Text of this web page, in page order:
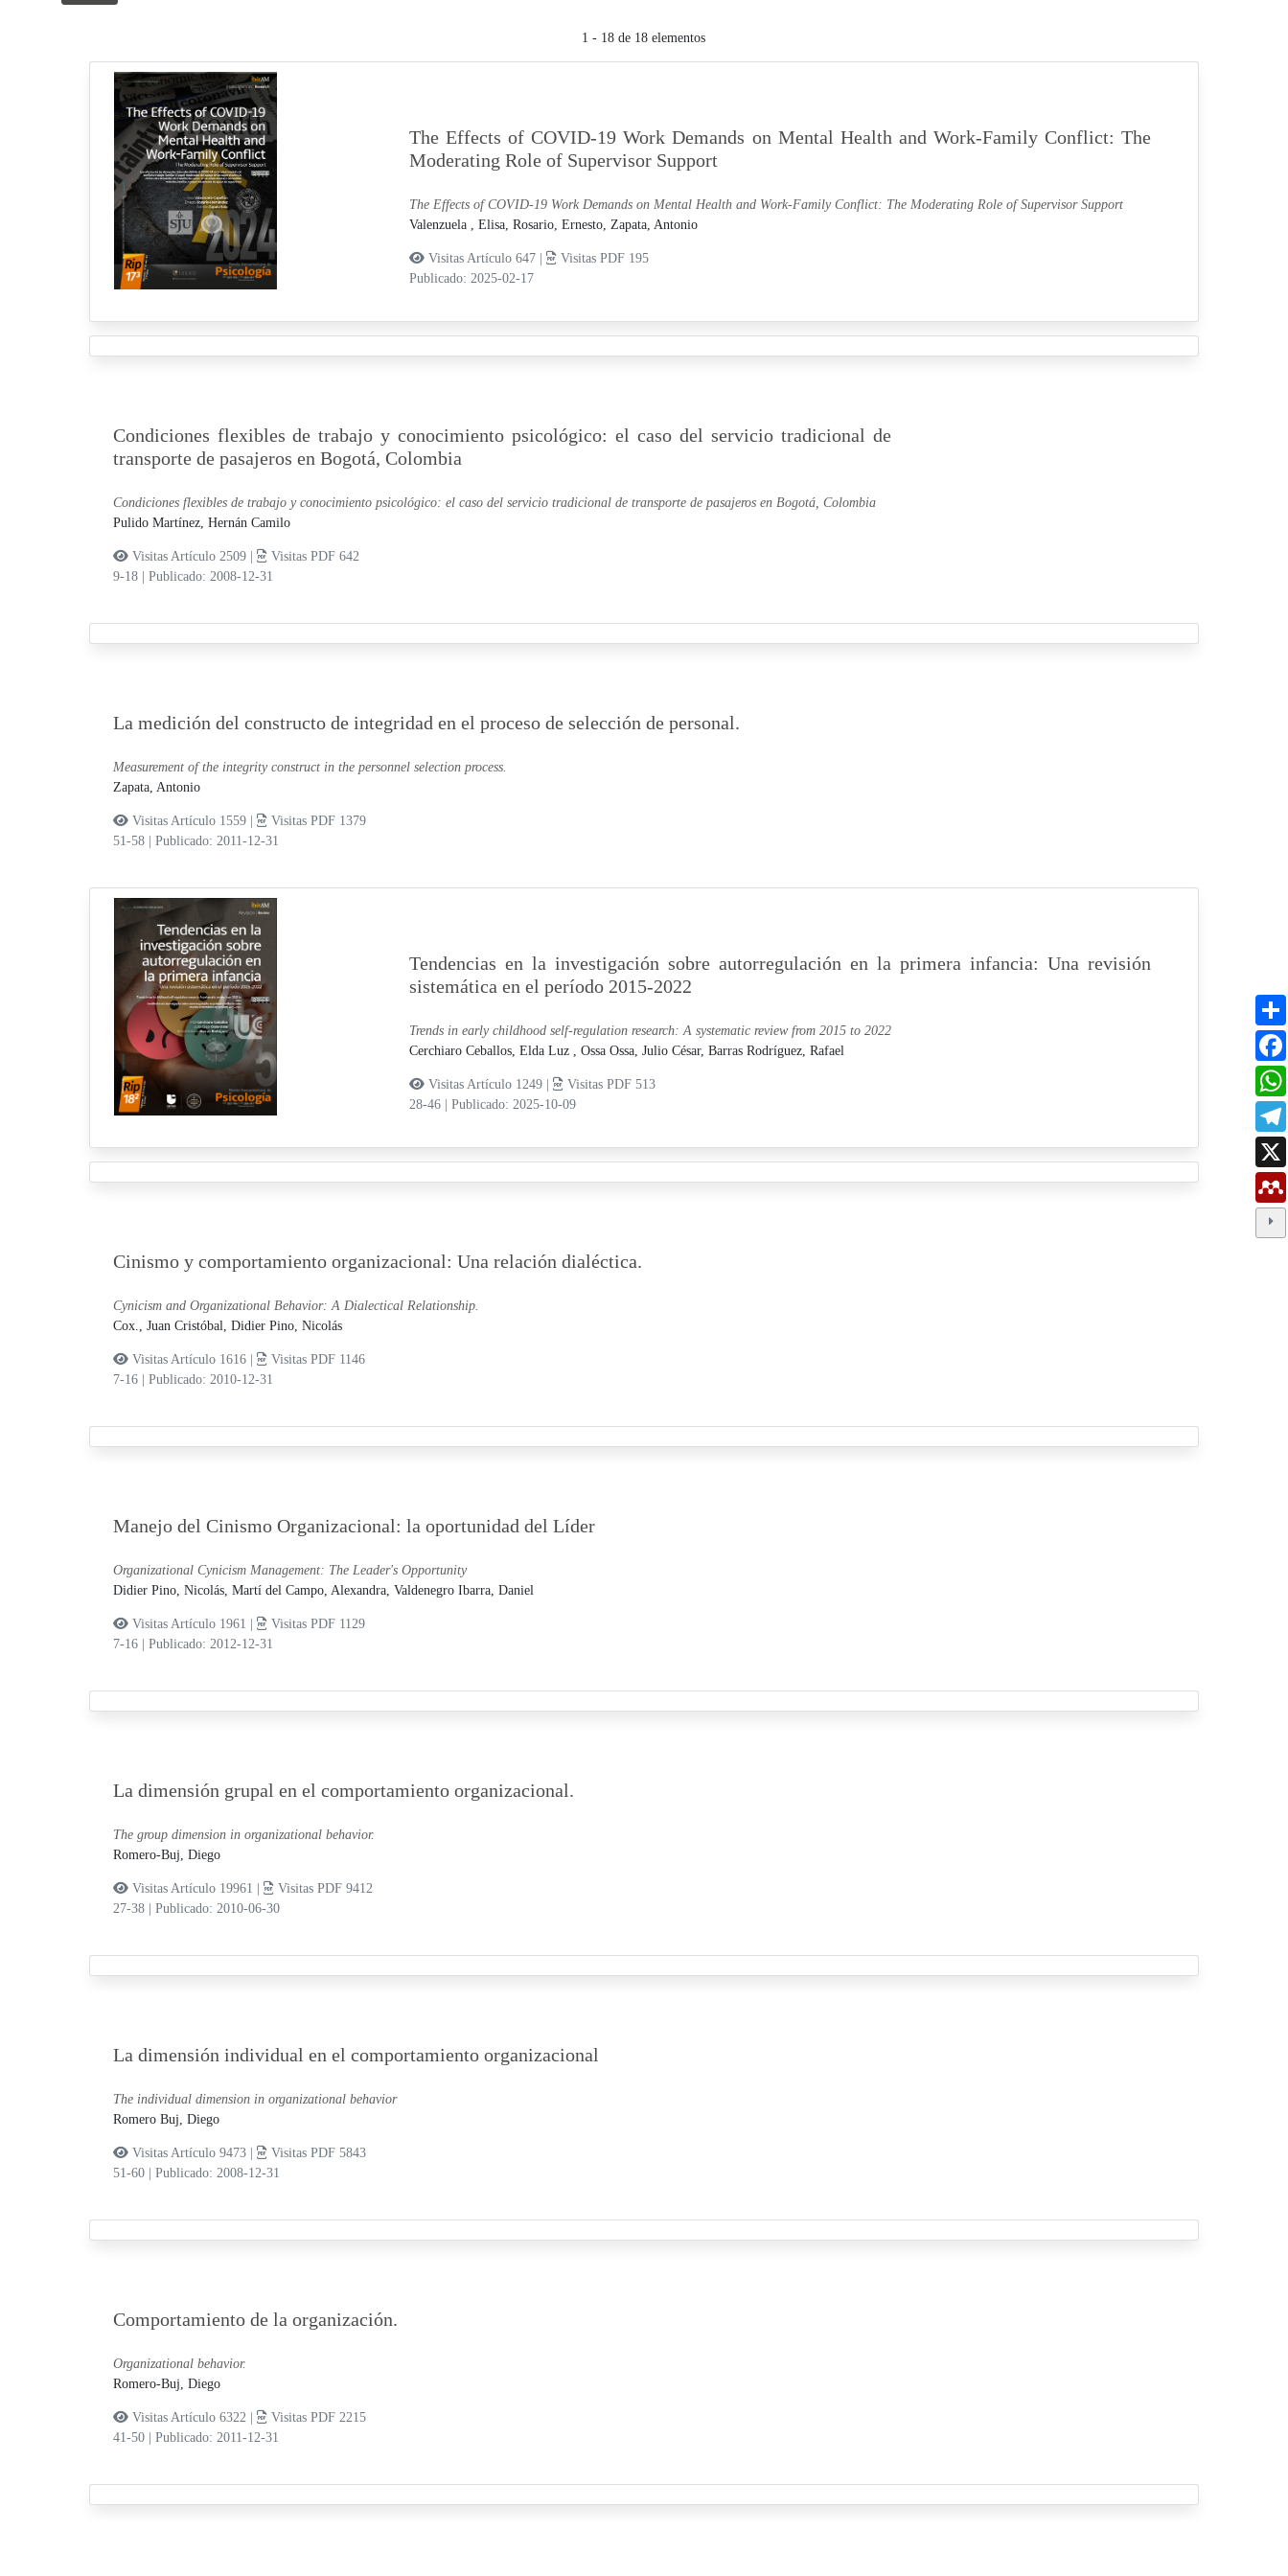
1 - 18 de 18 elementos
The Effects of COVID-19 Work Demands on Mental Health and Work-Family Conflict: The
Moderating Role of Supervisor Support
The Effects of COVID-19 Work Demands on Mental Health and Work-Family Conflict: The Moderating Role of Supervisor Support
Valenzuela , Elisa, Rosario, Ernesto, Zapata, Antonio
Visitas Artículo 647 |
Visitas PDF 195
Publicado: 2025-02-17
Condiciones flexibles de trabajo y conocimiento psicológico: el caso del servicio tradicional de
transporte de pasajeros en Bogotá, Colombia
Condiciones flexibles de trabajo y conocimiento psicológico: el caso del servicio tradicional de transporte de pasajeros en Bogotá, Colombia
Pulido Martínez, Hernán Camilo
Visitas Artículo 2509 |
Visitas PDF 642
9-18
Publicado: 2008-12-31
La medición del constructo de integridad en el proceso de selección de personal.
Measurement of the integrity construct in the personnel selection process.
Zapata, Antonio
Visitas Artículo 1559 |
Visitas PDF 1379
51-58
Publicado: 2011-12-31
Tendencias en la investigación sobre autorregulación en la primera infancia: Una revisión
sistemática en el período 2015-2022
Trends in early childhood self-regulation research: A systematic review from 2015 to 2022
Cerchiaro Ceballos, Elda Luz , Ossa Ossa, Julio César, Barras Rodríguez, Rafael
Visitas Artículo 1249 |
Visitas PDF 513
28-46
Publicado: 2025-10-09
Cinismo y comportamiento organizacional: Una relación dialéctica.
Cynicism and Organizational Behavior: A Dialectical Relationship.
Cox., Juan Cristóbal, Didier Pino, Nicolás
Visitas Artículo 1616 |
Visitas PDF 1146
7-16
Publicado: 2010-12-31
Manejo del Cinismo Organizacional: la oportunidad del Líder
Organizational Cynicism Management: The Leader's Opportunity
Didier Pino, Nicolás, Martí del Campo, Alexandra, Valdenegro Ibarra, Daniel
Visitas Artículo 1961 |
Visitas PDF 1129
7-16
Publicado: 2012-12-31
La dimensión grupal en el comportamiento organizacional.
The group dimension in organizational behavior.
Romero-Buj, Diego
Visitas Artículo 19961 |
Visitas PDF 9412
27-38
Publicado: 2010-06-30
La dimensión individual en el comportamiento organizacional
The individual dimension in organizational behavior
Romero Buj, Diego
Visitas Artículo 9473 |
Visitas PDF 5843
51-60
Publicado: 2008-12-31
Comportamiento de la organización.
Organizational behavior.
Romero-Buj, Diego
Visitas Artículo 6322 |
Visitas PDF 2215
41-50
Publicado: 2011-12-31